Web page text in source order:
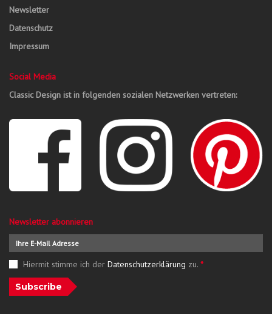
Newsletter
Datenschutz
Impressum
Social Media
Classic Design ist in folgenden sozialen Netzwerken vertreten:
Newsletter abonnieren
Hiermit stimme ich der Datenschutzerklärung zu. *
Subscribe